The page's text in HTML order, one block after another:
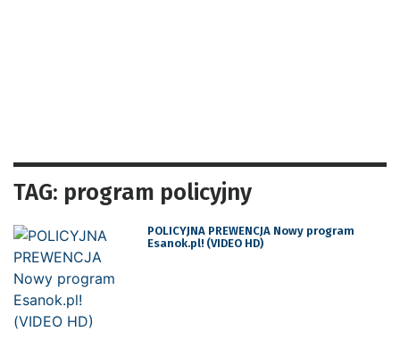
TAG: program policyjny
POLICYJNA PREWENCJA Nowy program
Esanok.pl! (VIDEO HD)